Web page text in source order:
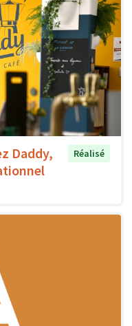
Daddy,
Réalisé